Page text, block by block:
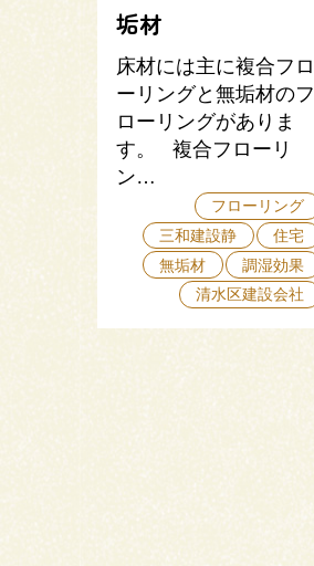
垢材
床材には主に複合フロ
ーリングと無垢材のフ
ローリングがありま
す。 複合フローリ
ン…
フローリング
三和建設静
住宅
無垢材
調湿効果
清水区建設会社